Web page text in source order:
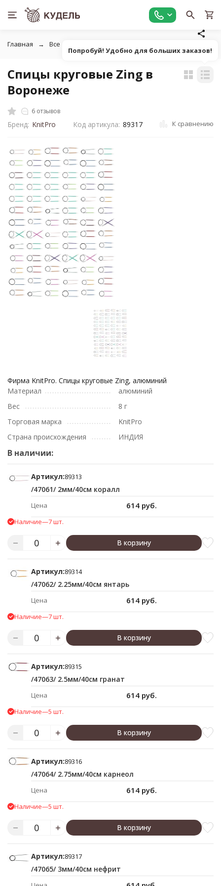
Главная Все для вязания
Спицы круговые Zing в
Воронеже
6 отзывов
Бренд: KnitPro Код артикула: 89317 К сравнению
Фирма KnitPro. Спицы круговые Zing, алюминий
Материал
алюминий
Вес
8 г
Торговая марка
KnitPro
Страна происхождения
ИНДИЯ
В наличии:
Артикул:89313
/47061/ 2мм/40см коралл
Цена 614 руб.
Наличие—7 шт.
В корзину
Артикул:89314
/47062/ 2.25мм/40см янтарь
Цена 614 руб.
Наличие—7 шт.
В корзину
Артикул:89315
/47063/ 2.5мм/40см гранат
Цена 614 руб.
Наличие—5 шт.
В корзину
Артикул:89316
/47064/ 2.75мм/40см карнеол
Цена 614 руб.
Наличие—5 шт.
В корзину
Артикул:89317
/47065/ 3мм/40см нефрит
Попробуй! Удобно для больших заказов!